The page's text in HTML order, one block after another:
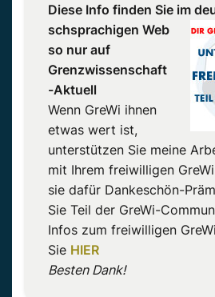
Diese Info finden Sie im
schsprachigen Web
so nur auf
Grenzwissenschaft
-Aktuell
Wenn GreWi ihnen
etwas wert ist,
unterstützen Sie meine
mit Ihrem freiwilligen
sie dafür Dankeschön-
Sie Teil der GreWi-
Infos zum freiwilligen
Sie HIER
Besten Dank!